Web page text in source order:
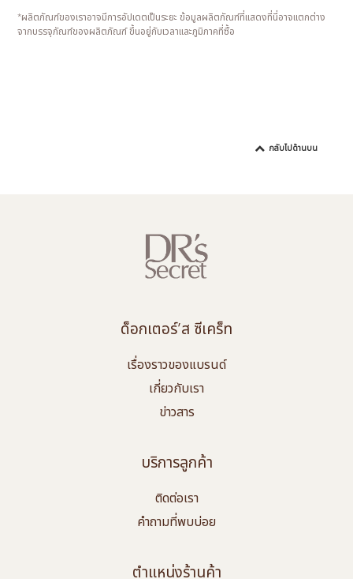
กระดาษทิชชูเช็ดทำความสะอาดขอบริมฝีปากเพื่อให้ได้ผลลัพธ์
ที่เรียบเนียน
เพื่อการใช้งานเฉพาะด้านนี้
เนื่องจากสภาพร่างกายของแต่ละบุคคลแตกต่างกันและการตั้ง
ครรภ์แต่ละครั้งไม่เหมือนกัน เราจึงขอแนะนำให้คุณตรวจสอบ
และขอความเห็นจากแพทย์เพื่อความสบายใจ หากคุณแพ้หรือ
*ผลิตภัณฑ์ของเราอาจมีการอัปเดตเป็นระยะ ข้อมูลผลิตภัณฑ์ที่แสดงที่นี่อาจแตกต่าง
จากบรรจุภัณฑ์ของผลิตภัณฑ์ ขึ้นอยู่กับเวลาและภูมิภาคที่ซื้อ
กลับไปด้านบน
ด็อกเตอร์’ส ซีเคร็ท
เรื่องราวของแบรนด์
เกี่ยวกับเรา
ข่าวสาร
บริการลูกค้า
ติดต่อเรา
คำถามที่พบบ่อย
ตำแหน่งร้านค้า